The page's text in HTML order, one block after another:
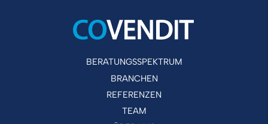
BERATUNGSSPEKTRUM
BRANCHEN
REFERENZEN
TEAM